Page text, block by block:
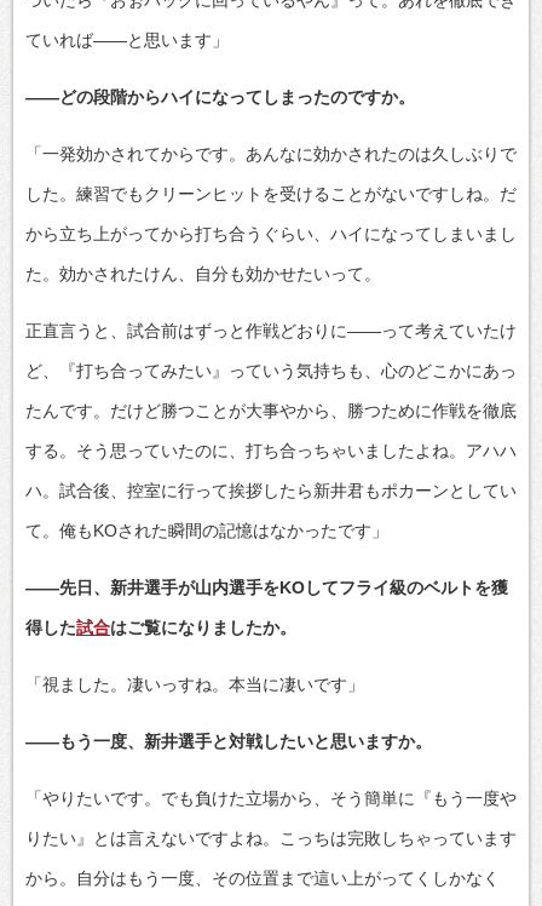
ていれば――と思います」
――どの段階からハイになってしまったのですか。
「一発効かされてからです。あんなに効かされたのは久しぶりで
した。練習でもクリーンヒットを受けることがないですしね。だ
から立ち上がってから打ち合うぐらい、ハイになってしまいまし
た。効かされたけん、自分も効かせたいって。
正直言うと、試合前はずっと作戦どおりに――って考えていたけ
ど、『打ち合ってみたい』っていう気持ちも、心のどこかにあっ
たんです。だけど勝つことが大事やから、勝つために作戦を徹底
する。そう思っていたのに、打ち合っちゃいましたよね。アハハ
ハ。試合後、控室に行って挨拶したら新井君もポカーンとしてい
て。俺もKOされた瞬間の記憶はなかったです」
――先日、新井選手が山内選手をKOしてフライ級のベルトを獲
得した試合はご覧になりましたか。
「視ました。凄いっすね。本当に凄いです」
――もう一度、新井選手と対戦したいと思いますか。
「やりたいです。でも負けた立場から、そう簡単に『もう一度や
りたい』とは言えないですよね。こっちは完敗しちゃっています
から。自分はもう一度、その位置まで這い上がってくしかなく